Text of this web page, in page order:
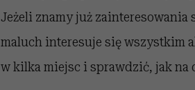
Jeżeli znamy już
maluch interesuje się wszystkim
w kilka miejsc i sprawdzić, jak na